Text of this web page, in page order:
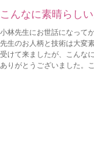
こんなに素晴らし
小林先生にお世話になって
先生のお人柄と技術は大変
受けて来ましたが、こんな
ありがとうございました。